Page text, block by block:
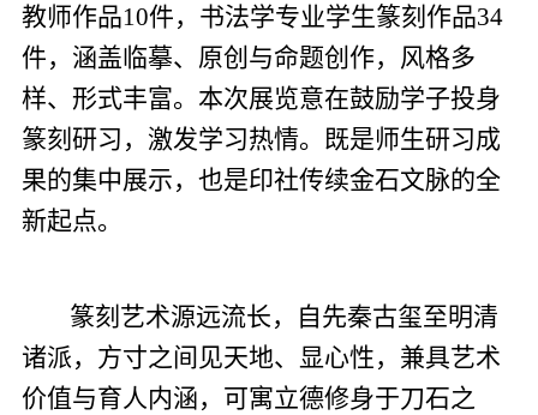
教师作品10件，书法学专业学生篆刻作品34
件，涵盖临摹、原创与命题创作，风格多
样、形式丰富。本次展览意在鼓励学子投身
篆刻研习，激发学习热情。既是师生研习成
果的集中展示，也是印社传续金石文脉的全
新起点。
篆刻艺术源远流长，自先秦古玺至明清
诸派，方寸之间见天地、显心性，兼具艺术
价值与育人内涵，可寓立德修身于刀石之